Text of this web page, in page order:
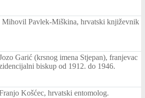
Mihovil Pavlek-Miškina, hrvatski književnik
Garić (krsnog imena Stjepan), franjevac
biskup od 1912. do 1946.
Košćec, hrvatski entomolog.